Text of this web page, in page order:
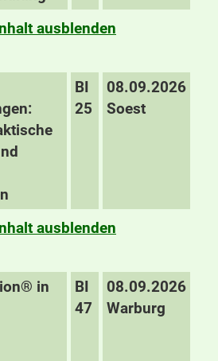
ausblenden
BI
25
08.09.2026
Soest
ausblenden
in
BI
47
08.09.2026
Warburg